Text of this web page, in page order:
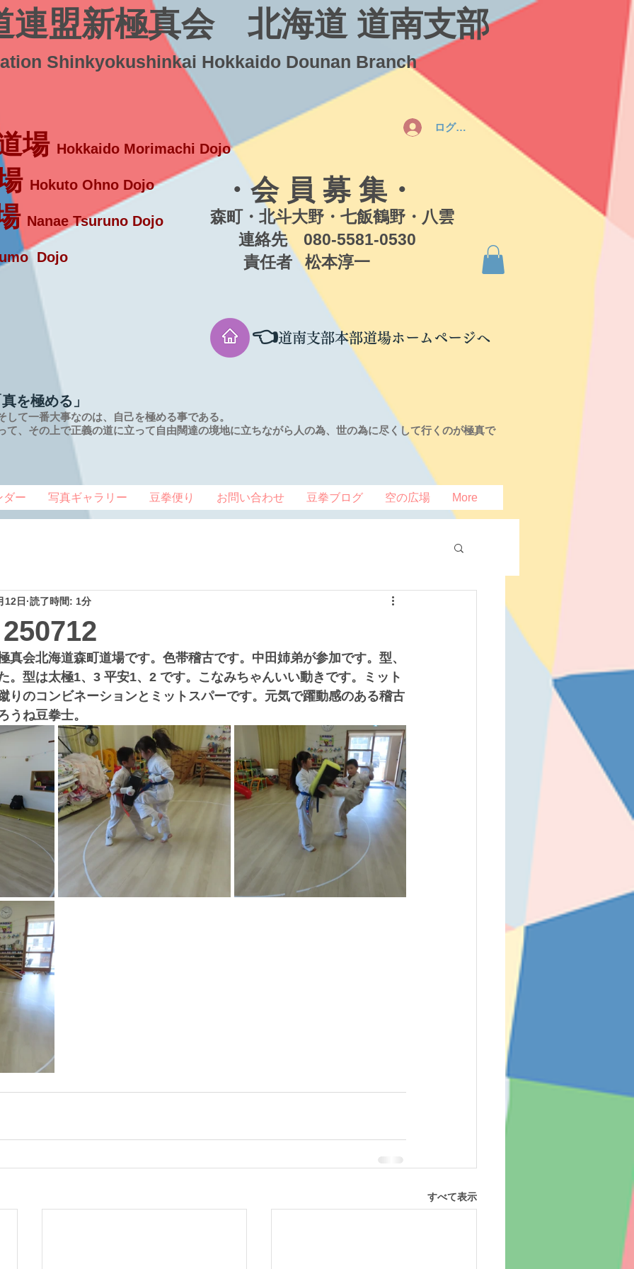
連盟新極真会 北海道 道南支部
Shinkyokushinkai Hokkaido Dounan Branch
ログイン
・会 員 募 集・
森町・北斗大野・七飯鶴野・八雲
連絡先 080-5581-0530
責任者 松本淳一
場 Hokkaido Morimachi Dojo
Hokuto Ohno Dojo
Nanae Tsuruno Dojo
Dojo
👈道南支部本部道場ホームページへ
を極める」
て一番大事なのは、自己を極める事である。
て、その上で正義の道に立って自由闊達の境地に立ちながら人の為、世の為に尽くして行くのが極真で
ダー 写真ギャラリー 豆拳便り お問い合わせ 豆拳ブログ 空の広場 More
12日 読了時間: 1分
真会北海道森町道場です。色帯稽古です。中田姉弟が参加です。型、
。型は太極1、3 平安1、2 です。こなみちゃんいい動きです。ミット
りのコンビネーションとミットスパーです。元気で躍動感のある稽古
うね豆拳士。
すべて表示